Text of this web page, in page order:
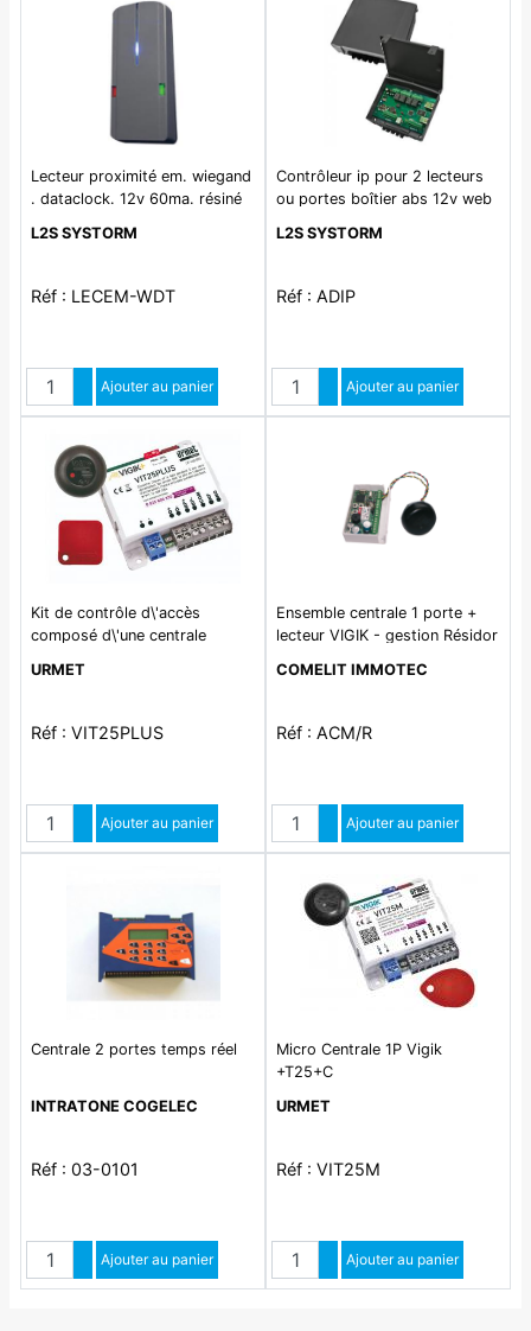
Lecteur proximité em. wiegand
. dataclock. 12v 60ma. résiné
L2S SYSTORM
Réf : LECEM-WDT
QuantitéAugmenter quantité
Diminuer quantité
Ajouter au panier
Contrôleur ip pour 2 lecteurs
ou portes boîtier abs 12v web
L2S SYSTORM
Réf : ADIP
QuantitéAugmenter quantité
Diminuer quantité
Ajouter au panier
Kit de contrôle d\'accès
composé d\'une centrale
lecture T25PLUS et d\'un
URMET
Réf : VIT25PLUS
QuantitéAugmenter quantité
Diminuer quantité
Ajouter au panier
Ensemble centrale 1 porte +
lecteur VIGIK - gestion Résidor
COMELIT IMMOTEC
Réf : ACM/R
QuantitéAugmenter quantité
Diminuer quantité
Ajouter au panier
Centrale 2 portes temps réel
INTRATONE COGELEC
Réf : 03-0101
QuantitéAugmenter quantité
Diminuer quantité
Ajouter au panier
Micro Centrale 1P Vigik
+T25+C
URMET
Réf : VIT25M
QuantitéAugmenter quantité
Diminuer quantité
Ajouter au panier